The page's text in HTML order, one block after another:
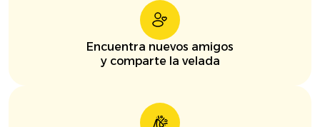
Encuentra nuevos amigos
y comparte la velada